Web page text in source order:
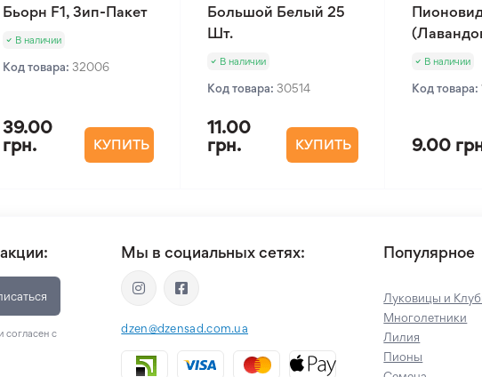
Бьорн F1, Зип-Пакет
В наличии
Код товара: 32006
39.00
грн.
КУПИТЬ
Большой Белый 25
Шт.
В наличии
Код товара: 30514
11.00
грн.
КУПИТЬ
В наличии
Код товара:
9.00
и согласен с
Мы в социальных сетях:
dzen@dzensad.com.ua
Популярное
Луковицы и
Многолетники
Лилия
Пионы